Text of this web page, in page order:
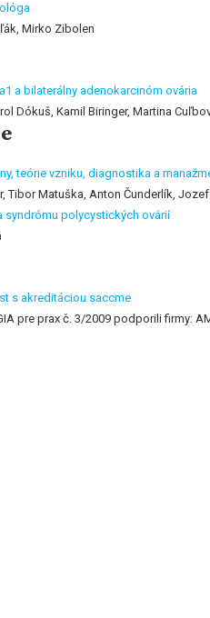
Mirko Zibolen
a bilaterálny adenokarcinóm ovária
Dókuš, Kamil Biringer, Martina
teórie vzniku, diagnostika a
Tibor Matuška, Anton Čunderlík,
syndrómu polycystických ovárií
s akreditáciou saccme
pre prax č. 3/2009 podporili firmy: